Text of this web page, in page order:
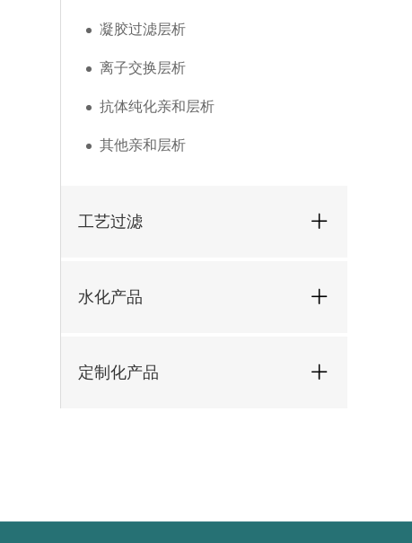
凝胶过滤层析
离子交换层析
抗体纯化亲和层析
其他亲和层析
工艺过滤
水化产品
定制化产品